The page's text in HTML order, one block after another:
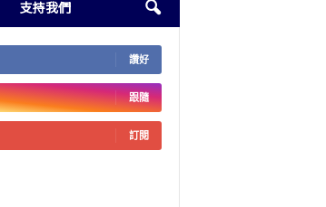
支持我們
讚好
跟隨
訂閱